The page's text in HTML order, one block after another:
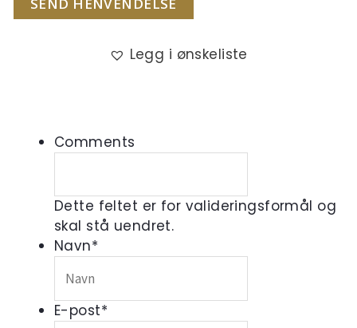
Legg i ønskeliste
Comments
Dette feltet er for valideringsformål og
skal stå uendret.
Navn*
E-post*